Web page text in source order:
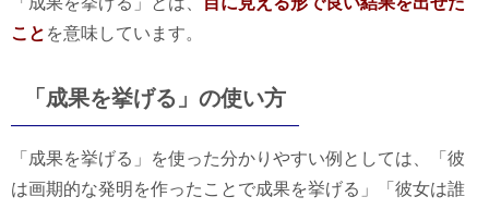
こと を意味しています。
「成果を挙げる」の使い方
「成果を挙げる」を使った分かりやすい例としては、「彼
は画期的な発明を作ったことで成果を挙げる」「彼女は誰